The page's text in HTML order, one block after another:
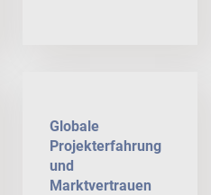
Globale
Projekterfahrung
und
Marktvertrauen